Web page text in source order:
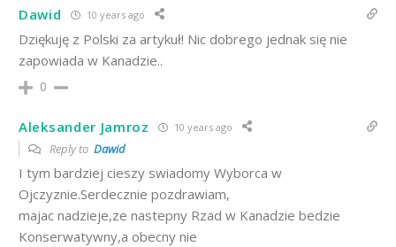
Dawid 10 years ago
Dziękuję z Polski za artykuł! Nic dobrego jednak się nie
zapowiada w Kanadzie..
0
Aleksander Jamroz 10 years ago
Reply to Dawid
I tym bardziej cieszy swiadomy Wyborca w
Ojczyznie.Serdecznie pozdrawiam,
majac nadzieje,ze nastepny Rzad w Kanadzie bedzie
Konserwatywny,a obecny nie